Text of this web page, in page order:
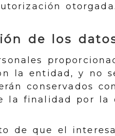
otorgada.
de los
la entidad, y no
conservados
la finalidad por la
de que el